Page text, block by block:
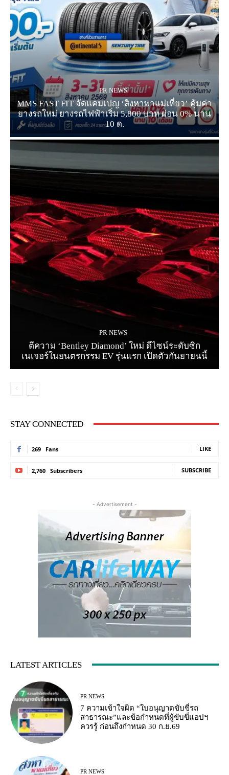
PR NEWS
MMS FAST FIT จัดแคมเปญ ‘สิงหาพาแม่เที่ยว’ คุ้มค่า
ยางรถใหม่ ยางรถไฟฟ้าเริ่ม 5,800 บาท ผ่อน 0% นาน
10 ด.
PR NEWS
ตีความ ‘Bentley Diamond’ ใหม่ ดีไซน์ระดับซิก
เนเจอร์ในยนตรกรรม EV รุ่นแรก เปิดตัวกันยายนนี้
STAY CONNECTED
269 Fans LIKE
2,760 Subscribers SUBSCRIBE
- Advertisement -
LATEST ARTICLES
PR NEWS
7 ความเข้าใจผิด “ใบอนุญาตขับขี่รถ
สาธารณะ”และข้อกำหนดที่ผู้ขับขี่แอปฯ
ควรรู้ ก่อนถึงกำหนด 30 ก.ย.69
PR NEWS